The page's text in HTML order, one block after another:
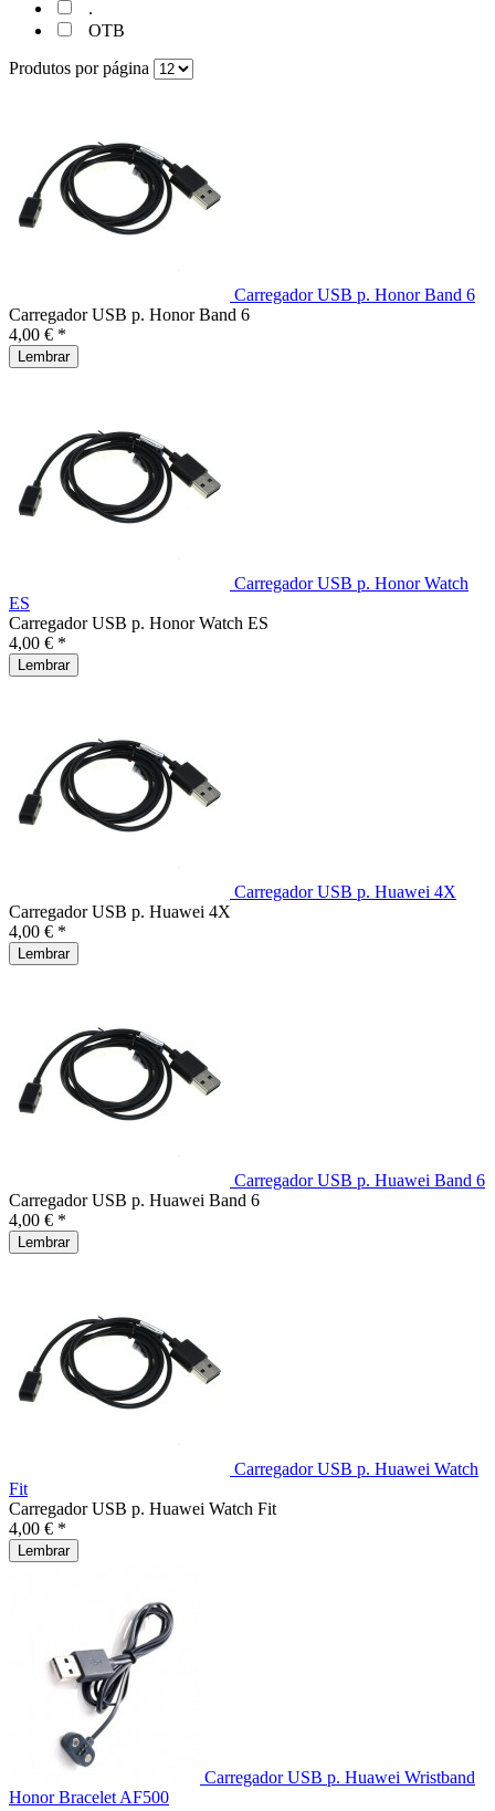
.
OTB
Produtos por página
Carregador USB p. Honor Band 6
Carregador USB p. Honor Band 6
4,00 € *
Lembrar
Carregador USB p. Honor Watch
ES
Carregador USB p. Honor Watch ES
4,00 € *
Lembrar
Carregador USB p. Huawei 4X
Carregador USB p. Huawei 4X
4,00 € *
Lembrar
Carregador USB p. Huawei Band 6
Carregador USB p. Huawei Band 6
4,00 € *
Lembrar
Carregador USB p. Huawei Watch
Fit
Carregador USB p. Huawei Watch Fit
4,00 € *
Lembrar
Carregador USB p. Huawei Wristband
Honor Bracelet AF500